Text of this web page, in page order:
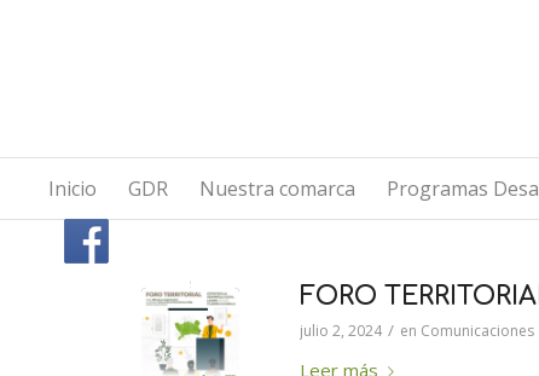
Inicio GDR Nuestra comarca Programas
FORO
julio 2, 2024 / en Comunicaciones
Leer más